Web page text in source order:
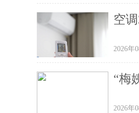
空
2026年
“梅
2026年